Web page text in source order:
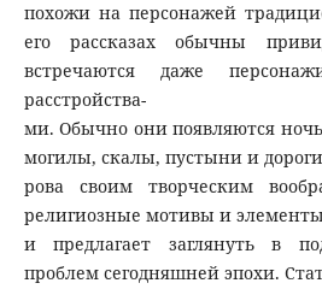
похожи на персонажей
его рассказах обычны
встречаются даже
расстройства-
ми. Обычно они появляются
могилы, скалы, пустыни и
рова своим творческим
религиозные мотивы и
и предлагает заглянуть в
проблем сегодняшней эпохи.